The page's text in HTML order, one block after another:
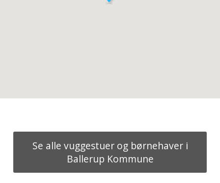
Se alle vuggestuer og børnehaver i
Ballerup Kommune